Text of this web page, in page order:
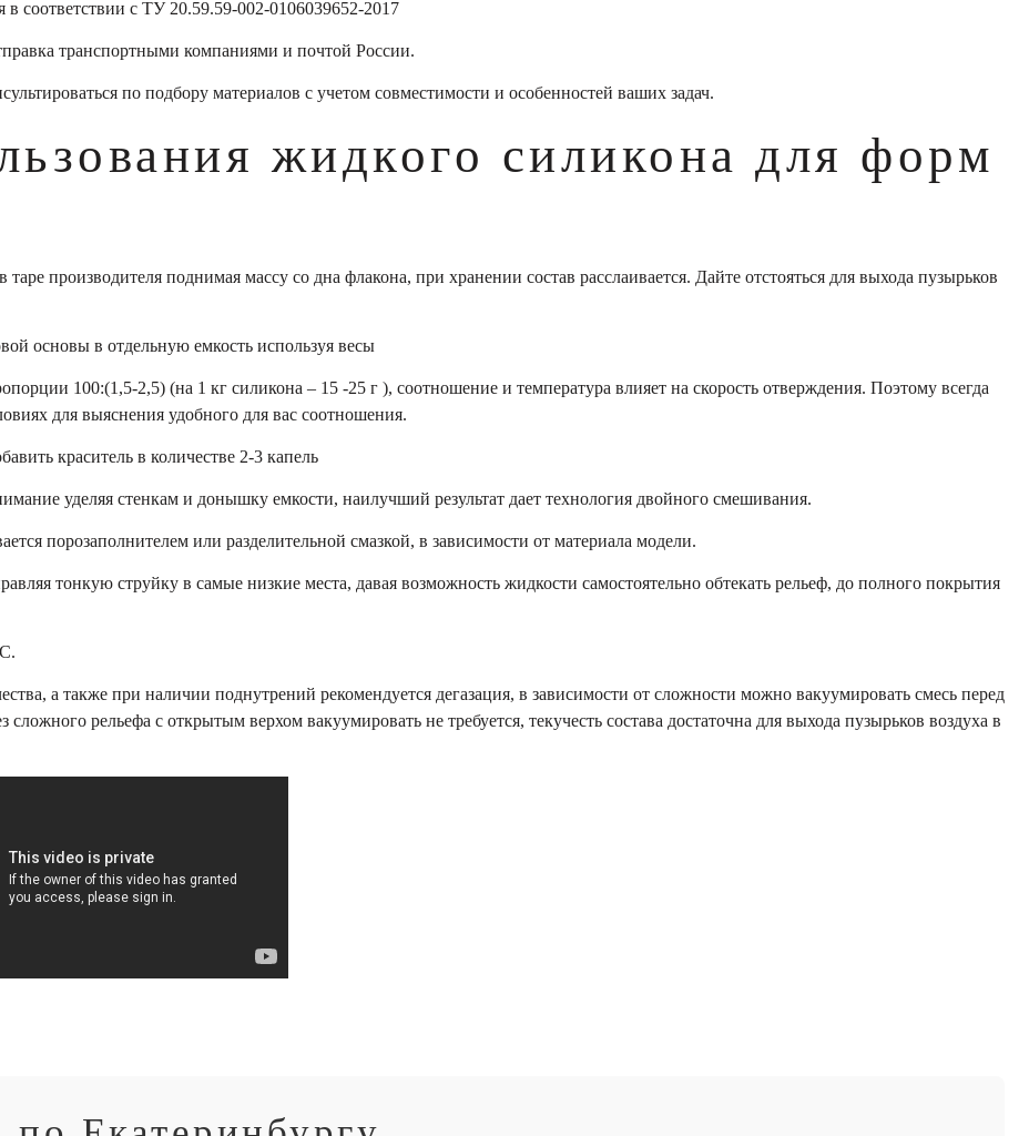
в соответствии с ТУ 20.59.59-002-0106039652-2017
транспортными компаниями и почтой России.
по подбору материалов с учетом совместимости и особенностей ваших задач.
жидкого силикона для форм
производителя поднимая массу со дна флакона, при хранении состав расслаивается. Дайте отстояться для выхода пузырьков
основы в отдельную емкость используя весы
100:(1,5-2,5) (на 1 кг силикона – 15 -25 г ), соотношение и температура влияет на скорость отверждения. Поэтому всегда
для выяснения удобного для вас соотношения.
краситель в количестве 2-3 капель
уделяя стенкам и донышку емкости, наилучший результат дает технология двойного смешивания.
порозаполнителем или разделительной смазкой, в зависимости от материала модели.
тонкую струйку в самые низкие места, давая возможность жидкости самостоятельно обтекать рельеф, до полного покрытия
а также при наличии поднутрений рекомендуется дегазация, в зависимости от сложности можно вакуумировать смесь перед
рельефа с открытым верхом вакуумировать не требуется, текучесть состава достаточна для выхода пузырьков воздуха в